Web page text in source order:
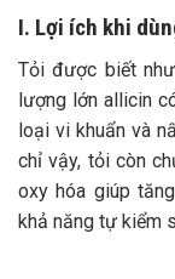
I. Lợi ích khi
Tỏi được biết
lượng lớn allicin
loại vi khuẩn và
chỉ vậy, tỏi còn
oxy hóa giúp
khả năng tự kiểm